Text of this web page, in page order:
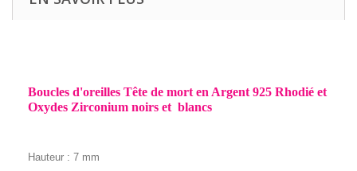
Boucles d'oreilles Tête de mort en Argent 925 Rhodié et
Oxydes Zirconium noirs et blancs
Hauteur : 7 mm